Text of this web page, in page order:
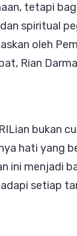
tetapi
spiritual
oleh
Rian
bukan
hati yang
ini menjadi
setiap